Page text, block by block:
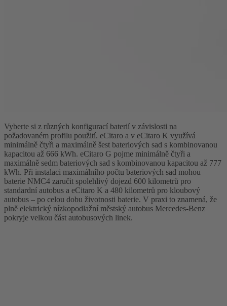
Vyberte si z různých konfigurací baterií v závislosti na
požadovaném profilu použití. eCitaro a v eCitaro K využívá
minimálně čtyři a maximálně šest bateriových sad s kombinovanou
kapacitou až 666 kWh. eCitaro G pojme minimálně čtyři a
maximálně sedm bateriových sad s kombinovanou kapacitou až 777
kWh. Při instalaci maximálního počtu bateriových sad mohou
baterie NMC4 zaručit spolehlivý dojezd 600 kilometrů pro
standardní autobus a eCitaro K a 480 kilometrů pro kloubový
autobus – po celou dobu životnosti baterie. V praxi to znamená, že
plně elektrický nízkopodlažní městský autobus Mercedes-Benz
pokryje velkou část autobusových linek.